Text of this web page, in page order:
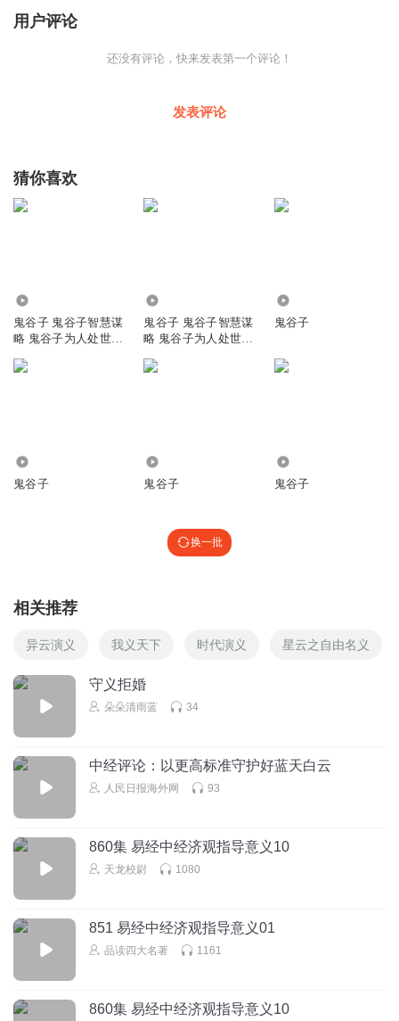
用户评论
还没有评论，快来发表第一个评论！
发表评论
猜你喜欢
鬼谷子 鬼谷子智慧谋
略 鬼谷子为人处世
鬼谷子 鬼谷子智慧谋
略 鬼谷子为人处世
鬼谷子
鬼谷子 鬼谷子 鬼谷子
换一批
相关推荐
异云演义 我义天下 时代演义 星云之自由名义
守义拒婚
朵朵清雨蓝 34
中经评论：以更高标准守护好蓝天白云
人民日报海外网 93
860集 易经中经济观指导意义10
天龙校尉 1080
851 易经中经济观指导意义01
品读四大名著 1161
860集 易经中经济观指导意义10